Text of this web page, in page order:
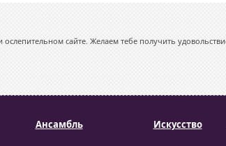
сайте. Желаем тебе получить
Ансамбль Искусство